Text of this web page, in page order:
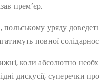
прем’єр.
польському уряду
повної
коли абсолютно
дискусії, суперечки